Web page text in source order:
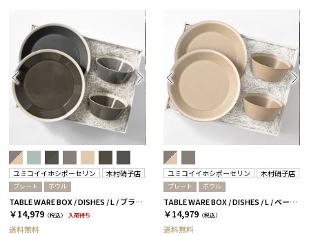
ユミコイイホシポーセリン 木村硝子店
プレート ボウル
TABLE WARE BOX / DISHES / L / ブラウン＆ダークグレー［イイホシユミコ×木村硝子店］
￥14,979 （税込） 入荷待ち
送料無料
ユミコイイホシポーセリン 木村硝子店
プレート ボウル
TABLE WARE BOX / DISHES / L / ベージュ［イイホシユミコ×木村硝子店］
￥14,979 （税込）
送料無料